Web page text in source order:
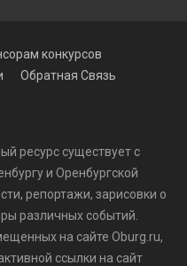
конкурсов
Обратная Связь
ресурс существует с
и Оренбургской
, репортажи, зарисовки о
различных событий.
на сайте Oburg.ru,
ссылки на сайт